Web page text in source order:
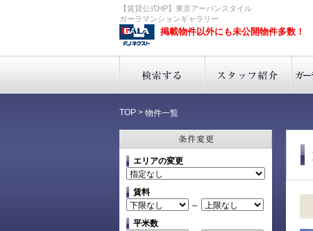
【賃貸公式HP】東京アーバンスタイル
ガーラマンションギャラリー
掲載物件以外にも未公開物件多数！
TOP > 物件一覧
エリアの変更
賃料
～
平米数